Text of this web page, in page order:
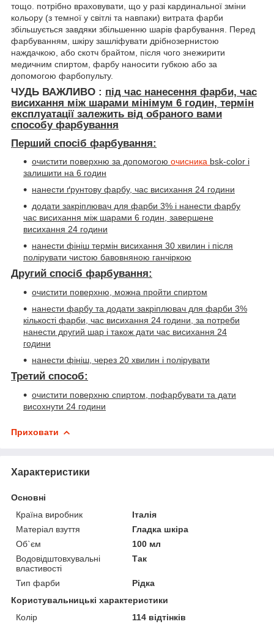
тощо. потрібно враховувати, що у разі кардинальної зміни
кольору (з темної у світлі та навпаки) витрата фарби
збільшується завдяки збільшенню шарів фарбування. Перед
фарбуванням, шкіру зашліфувати дрібнозернистою
наждачкою, або скотч брайтом, після чого знежирити
медичним спиртом, фарбу наносити губкою або за
допомогою фарбопульту.
ЧУДЬ ВАЖЛИВО : під час нанесення фарби, час
висихання між шарами мінімум 6 годин, термін
експлуатації залежить від обраного вами
способу фарбування
Перший спосіб фарбування:
очистити поверхню за допомогою очисника bsk-color і
залишити на 6 годин
нанести ґрунтову фарбу, час висихання 24 години
додати закріплювач для фарби 3% і нанести фарбу
час висихання між шарами 6 годин, завершене
висихання 24 години
нанести фініш термін висихання 30 хвилин і після
полірувати чистою бавовняною ганчіркою
Другий спосіб фарбування:
очистити поверхню, можна пройти спиртом
нанести фарбу та додати закріплювач для фарби 3%
кількості фарби, час висихання 24 години, за потреби
нанести другий шар і також дати час висихання 24
години
нанести фініш, через 20 хвилин і полірувати
Третий способ:
очистити поверхню спиртом, пофарбувати та дати
висохнути 24 години
Приховати
Характеристики
Основні
Країна виробник
Італія
Матеріал взуття
Гладка шкіра
Об`єм
100 мл
Водовідштовхувальні
властивості
Так
Тип фарби
Рідка
Користувальницькі характеристики
Колір
114 відтінків